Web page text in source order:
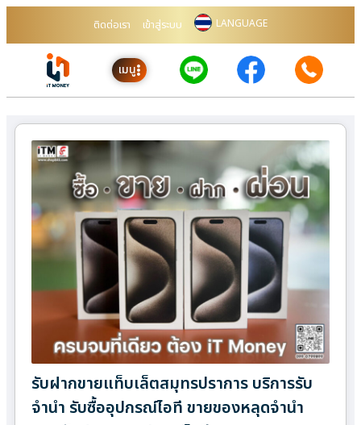
ติดต่อเรา เข้าสู่ระบบ LANGUAGE
เมนู
รับฝากขายแท็บเล็ตสมุทรปราการ บริการรับ
จำนำ รับซื้ออุปกรณ์ไอที ขายของหลุดจำนำ